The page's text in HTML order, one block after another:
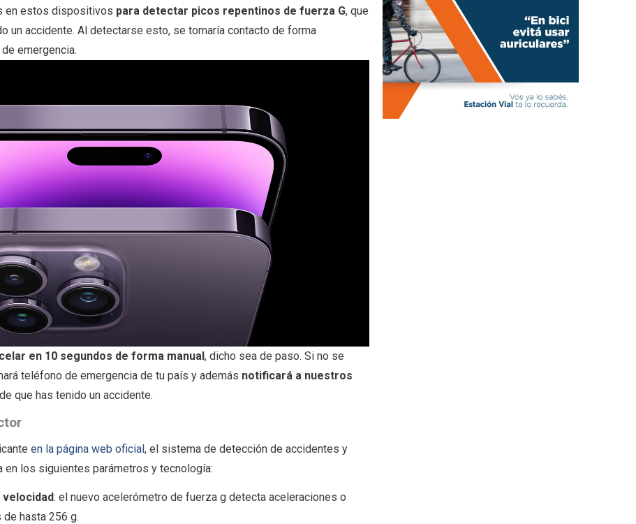
en estos dispositivos para detectar picos repentinos de fuerza G, que
un accidente. Al detectarse esto, se tomaría contacto de forma
emergencia.
en 10 segundos de forma manual , dicho sea de paso. Si no se
teléfono de emergencia de tu país y además notificará a nuestros
que has tenido un accidente.
en la página web oficial , el sistema de detección de accidentes y
en los siguientes parámetros y tecnología:
velocidad: el nuevo acelerómetro de fuerza g detecta aceleraciones o
hasta 256 g.